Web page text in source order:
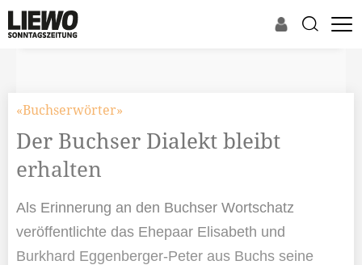
«Buchserwörter»
Der Buchser Dialekt bleibt
erhalten
Als Erinnerung an den Buchser Wortschatz
veröffentlichte das Ehepaar Elisabeth und
Burkhard Eggenberger-Peter aus Buchs seine